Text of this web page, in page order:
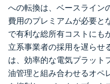
への転換は、ベースライン
費用のプレミアムが必要と
で有利な総所有コストにも
立系事業者の採用を遅らせ
は、効率的な電気プラット
油管理と組み合わせるオペ